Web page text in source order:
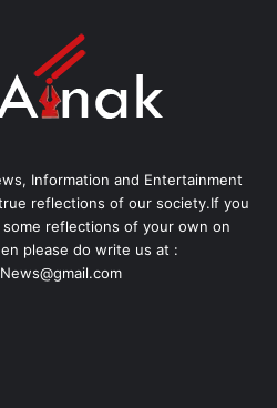
Information and Entertainment
reflections of our society.If you
reflections of your own on
please do write us at :